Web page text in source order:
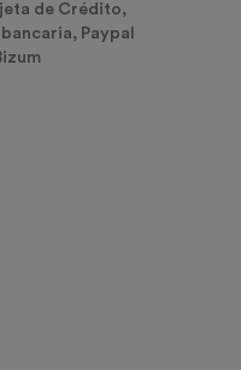
de Crédito,
Paypal